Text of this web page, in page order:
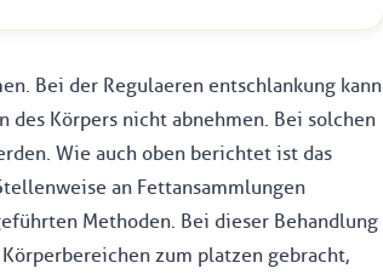
Bei der Regulaeren entschlankung kann
Körpers nicht abnehmen. Bei solchen
Wie auch oben berichtet ist das
an Fettansammlungen
Methoden. Bei dieser Behandlung
zum platzen gebracht,